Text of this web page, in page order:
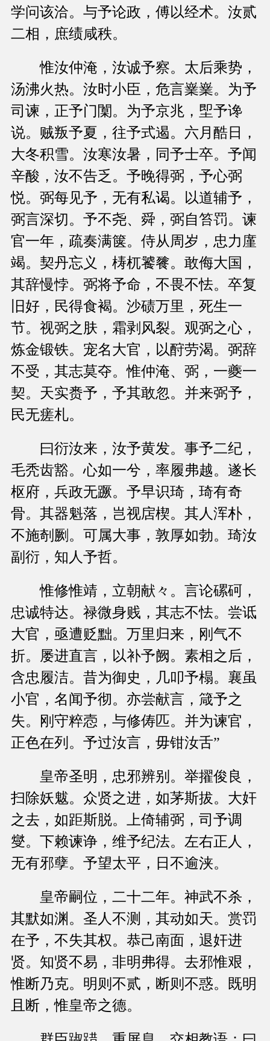
学问该洽。与予论政，傅以经术。汝贰
二相，庶绩咸秩。
惟汝仲淹，汝诚予察。太后乘势，
汤沸火热。汝时小臣，危言嶪嶪。为予
司谏，正予门闑。为予京兆，堲予谗
说。贼叛予夏，往予式遏。六月酷日，
大冬积雪。汝寒汝暑，同予士卒。予闻
辛酸，汝不告乏。予晚得弼，予心弼
悦。弼每见予，无有私谒。以道辅予，
弼言深切。予不尧、舜，弼自笞罚。谏
官一年，疏奏满箧。侍从周岁，忠力廑
竭。契丹忘义，梼杌饕餮。敢侮大国，
其辞慢悖。弼将予命，不畏不怯。卒复
旧好，民得食褐。沙碛万里，死生一
节。视弼之肤，霜剥风裂。观弼之心，
炼金锻铁。宠名大官，以酧劳渴。弼辞
不受，其志莫夺。惟仲淹、弼，一夔一
契。天实赉予，予其敢忽。并来弼予，
民无瘥札。
曰衍汝来，汝予黄发。事予二纪，
毛秃齿豁。心如一兮，率履弗越。遂长
枢府，兵政无蹶。予早识琦，琦有奇
骨。其器魁落，岂视扂楔。其人浑朴，
不施剞劂。可属大事，敦厚如勃。琦汝
副衍，知人予哲。
惟修惟靖，立朝献々。言论磥砢，
忠诚特达。禄微身贱，其志不怯。尝诋
大官，亟遭贬黜。万里归来，刚气不
折。屡进直言，以补予阙。素相之后，
含忠履洁。昔为御史，几叩予榻。襄虽
小官，名闻予彻。亦尝献言，箴予之
失。刚守粹悫，与修俦匹。并为谏官，
正色在列。予过汝言，毋钳汝舌”
皇帝圣明，忠邪辨别。举擢俊良，
扫除妖魃。众贤之进，如茅斯拔。大奸
之去，如距斯脱。上倚辅弼，司予调
燮。下赖谏诤，维予纪法。左右正人，
无有邪孽。予望太平，日不逾浃。
皇帝嗣位，二十二年。神武不杀，
其默如渊。圣人不测，其动如天。赏罚
在予，不失其权。恭己南面，退奸进
贤。知贤不易，非明弗得。去邪惟艰，
惟断乃克。明则不贰，断则不惑。既明
且断，惟皇帝之德。